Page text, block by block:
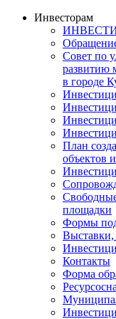
Инвесторам
Совет по
развитию
в городе
План
объектов
площадки
Формы
Контакты
Форма